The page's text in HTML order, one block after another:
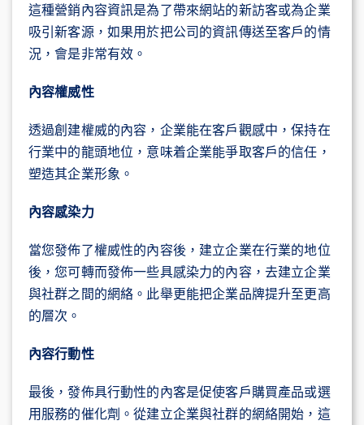
這種營銷內容資訊是為了帶來網站的新訪客或為企業
吸引新客源，如果用於把公司的資訊傳送至客戶的情
況，會是非常有效。
內容權威性
透過創建權威的內容，企業能在客戶觀感中，保持在
行業中的龍頭地位，意味着企業能爭取客戶的信任，
塑造其企業形象。
內容感染力
當您發佈了權威性的內容後，建立企業在行業的地位
後，您可轉而發佈一些具感染力的內容，去建立企業
與社群之間的網絡。此舉更能把企業品牌提升至更高
的層次。
內容行動性
最後，發佈具行動性的內客是促使客戶購買產品或選
用服務的催化劑。從建立企業與社群的網絡開始，這